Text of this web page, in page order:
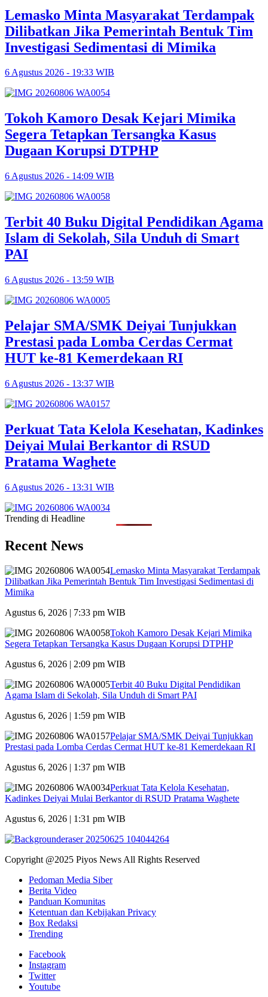
Lemasko Minta Masyarakat Terdampak
Dilibatkan Jika Pemerintah Bentuk Tim
Investigasi Sedimentasi di Mimika
6 Agustus 2026 - 19:33 WIB
Tokoh Kamoro Desak Kejari Mimika
Segera Tetapkan Tersangka Kasus
Dugaan Korupsi DTPHP
6 Agustus 2026 - 14:09 WIB
Terbit 40 Buku Digital Pendidikan Agama
Islam di Sekolah, Sila Unduh di Smart
PAI
6 Agustus 2026 - 13:59 WIB
Pelajar SMA/SMK Deiyai Tunjukkan
Prestasi pada Lomba Cerdas Cermat
HUT ke-81 Kemerdekaan RI
6 Agustus 2026 - 13:37 WIB
Perkuat Tata Kelola Kesehatan, Kadinkes
Deiyai Mulai Berkantor di RSUD
Pratama Waghete
6 Agustus 2026 - 13:31 WIB
Trending di Headline
Recent News
Lemasko Minta Masyarakat Terdampak
Dilibatkan Jika Pemerintah Bentuk Tim Investigasi Sedimentasi di
Mimika
Agustus 6, 2026 | 7:33 pm WIB
Tokoh Kamoro Desak Kejari Mimika
Segera Tetapkan Tersangka Kasus Dugaan Korupsi DTPHP
Agustus 6, 2026 | 2:09 pm WIB
Terbit 40 Buku Digital Pendidikan
Agama Islam di Sekolah, Sila Unduh di Smart PAI
Agustus 6, 2026 | 1:59 pm WIB
Pelajar SMA/SMK Deiyai Tunjukkan
Prestasi pada Lomba Cerdas Cermat HUT ke-81 Kemerdekaan RI
Agustus 6, 2026 | 1:37 pm WIB
Perkuat Tata Kelola Kesehatan,
Kadinkes Deiyai Mulai Berkantor di RSUD Pratama Waghete
Agustus 6, 2026 | 1:31 pm WIB
Copyright @2025 Piyos News All Rights Reserved
Pedoman Media Siber
Berita Video
Panduan Komunitas
Ketentuan dan Kebijakan Privacy
Box Redaksi
Trending
Facebook
Instagram
Twitter
Youtube